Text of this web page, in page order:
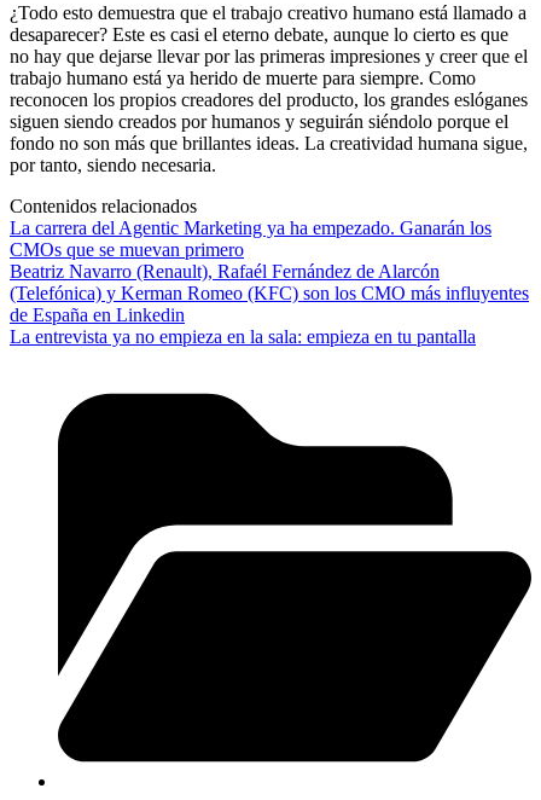
¿Todo esto demuestra que el trabajo creativo humano está llamado a
desaparecer? Este es casi el eterno debate, aunque lo cierto es que
no hay que dejarse llevar por las primeras impresiones y creer que el
trabajo humano está ya herido de muerte para siempre. Como
reconocen los propios creadores del producto, los grandes eslóganes
siguen siendo creados por humanos y seguirán siéndolo porque el
fondo no son más que brillantes ideas. La creatividad humana sigue,
por tanto, siendo necesaria.
Contenidos relacionados
La carrera del Agentic Marketing ya ha empezado. Ganarán los
CMOs que se muevan primero
Beatriz Navarro (Renault), Rafaél Fernández de Alarcón
(Telefónica) y Kerman Romeo (KFC) son los CMO más influyentes
de España en Linkedin
La entrevista ya no empieza en la sala: empieza en tu pantalla